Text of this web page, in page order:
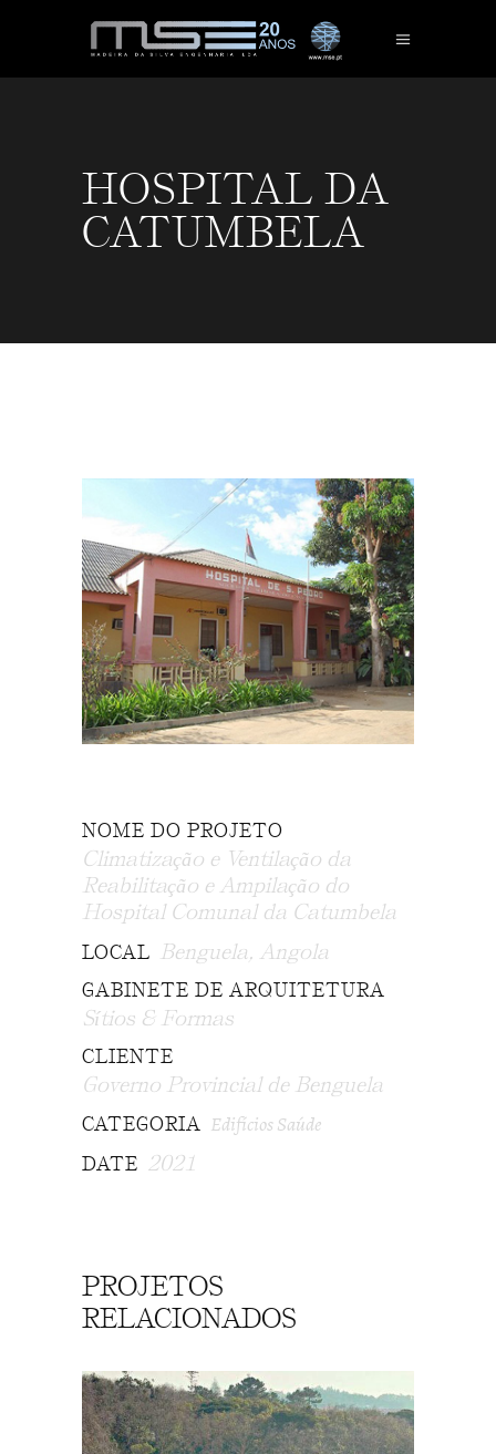
HOSPITAL DA
CATUMBELA
NOME DO PROJETO
Climatização e Ventilação da
Reabilitação e Ampilação do
Hospital Comunal da Catumbela
LOCAL Benguela, Angola
GABINETE DE ARQUITETURA
Sítios & Formas
CLIENTE
Governo Provincial de Benguela
CATEGORIA Edifícios Saúde
DATE 2021
PROJETOS
RELACIONADOS